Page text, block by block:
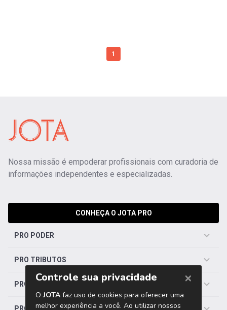
1
Nossa missão é empoderar profissionais com curadoria de
informações independentes e especializadas.
CONHEÇA O JOTA PRO
PRO PODER
PRO TRIBUTOS
PRO TRABALHISTA